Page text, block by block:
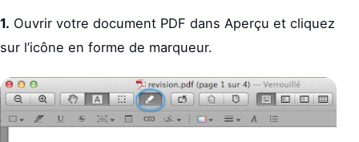
1. Ouvrir votre document PDF dans Aperçu et cliquez
sur l’icône en forme de marqueur.